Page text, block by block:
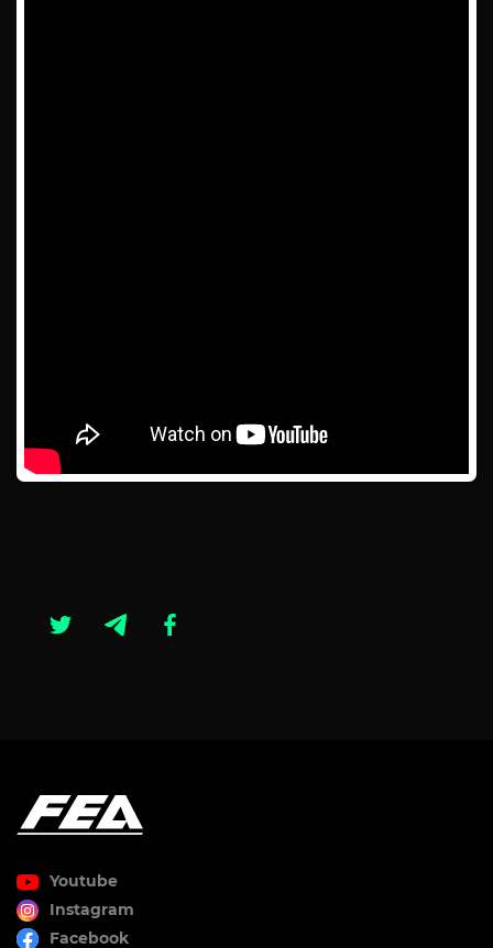
Youtube
Instagram
Facebook